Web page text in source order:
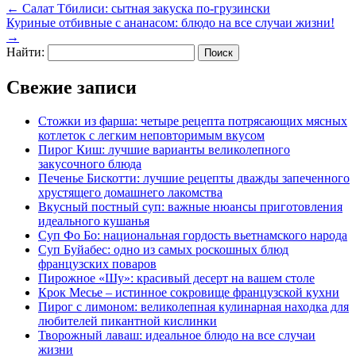
← Салат Тбилиси: сытная закуска по-грузински
Куриные отбивные с ананасом: блюдо на все случаи жизни!
→
Найти:
Свежие записи
Стожки из фарша: четыре рецепта потрясающих мясных
котлеток с легким неповторимым вкусом
Пирог Киш: лучшие варианты великолепного
закусочного блюда
Печенье Бискотти: лучшие рецепты дважды запеченного
хрустящего домашнего лакомства
Вкусный постный суп: важные нюансы приготовления
идеального кушанья
Суп Фо Бо: национальная гордость вьетнамского народа
Суп Буйабес: одно из самых роскошных блюд
французских поваров
Пирожное «Шу»: красивый десерт на вашем столе
Крок Месье – истинное сокровище французской кухни
Пирог с лимоном: великолепная кулинарная находка для
любителей пикантной кислинки
Творожный лаваш: идеальное блюдо на все случаи
жизни